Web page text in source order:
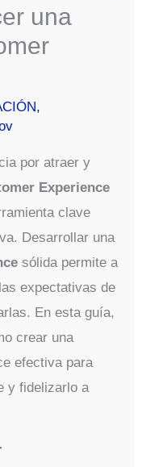
una
,
por atraer y
Experience
clave
Desarrollar una
sólida permite a
expectativas de
En esta guía,
crear una
efectiva para
y fidelizarlo a